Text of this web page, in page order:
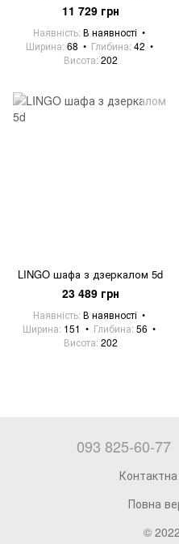
11 729 грн
Наявність В наявності
Ширина 68 Глибина 42
Висота 202
LINGO шафа з дзеркалом 5d
23 489 грн
Наявність В наявності
Ширина 151 Глибина 56
Висота 202
093 825-60-77
Повна
©